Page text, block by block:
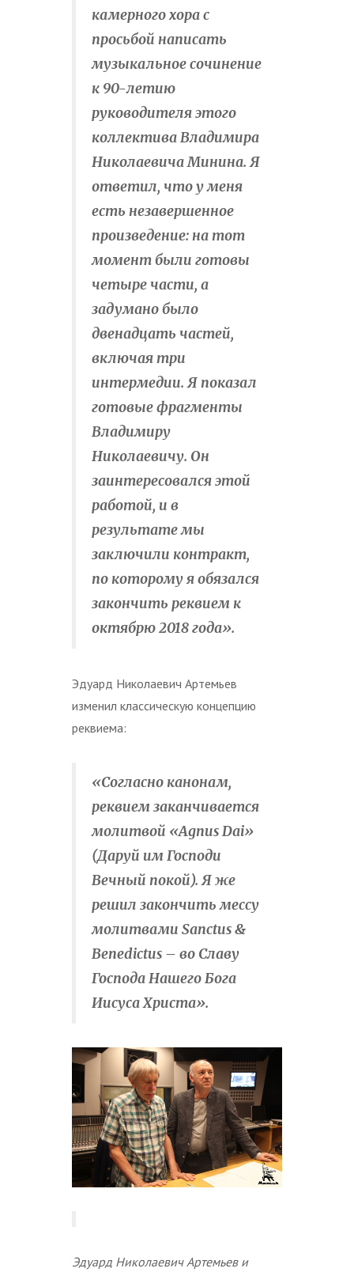
камерного хора с
просьбой написать
музыкальное сочинение
к 90-летию
руководителя этого
коллектива Владимира
Николаевича Минина. Я
ответил, что у меня
есть незавершенное
произведение: на тот
момент были готовы
четыре части, а
задумано было
двенадцать частей,
включая три
интермедии. Я показал
готовые фрагменты
Владимиру
Николаевичу. Он
заинтересовался этой
работой, и в
результате мы
заключили контракт,
по которому я обязался
закончить реквием к
октябрю 2018 года».
Эдуард Николаевич Артемьев
изменил классическую концепцию
реквиема:
«Согласно канонам,
реквием заканчивается
молитвой «Agnus Dai»
(Даруй им Господи
Вечный покой). Я же
решил закончить мессу
молитвами Sanctus &
Benedictus – во Славу
Господа Нашего Бога
Иисуса Христа».
Эдуард Николаевич Артемьев и